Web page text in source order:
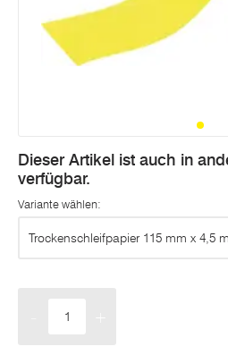
Dieser Artikel ist auch in
verfügbar.
Variante wählen:
Trockenschleifpapier 115 mm x 4,5